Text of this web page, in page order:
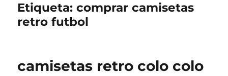
Etiqueta:comprar camisetas
retro futbol
camisetas retro colo colo